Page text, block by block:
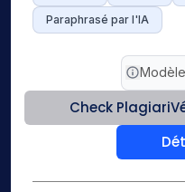
Paraphrasé par l'IA
Check